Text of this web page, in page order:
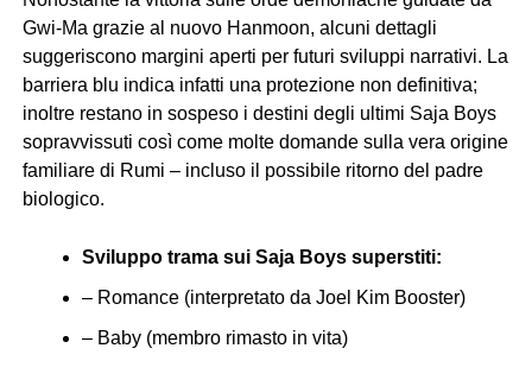
Gwi-Ma grazie al nuovo Hanmoon, alcuni dettagli
suggeriscono margini aperti per futuri sviluppi narrativi. La
barriera blu indica infatti una protezione non definitiva;
inoltre restano in sospeso i destini degli ultimi Saja Boys
sopravvissuti così come molte domande sulla vera origine
familiare di Rumi – incluso il possibile ritorno del padre
biologico.
Sviluppo trama sui Saja Boys superstiti:
– Romance (interpretato da Joel Kim Booster)
– Baby (membro rimasto in vita)